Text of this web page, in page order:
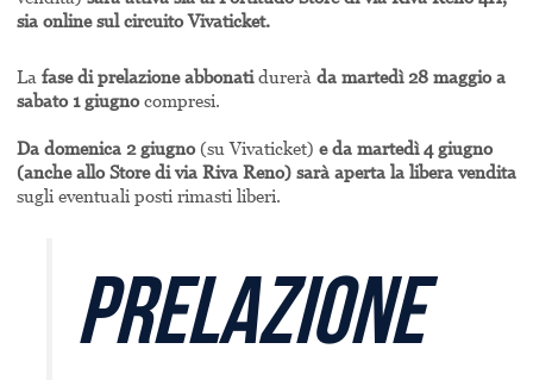
sia online sul circuito Vivaticket.
Lafase di prelazione abbonatidureràda martedì 28 maggio a
sabato 1 giugnocompresi.
Da domenica 2 giugno(su Vivaticket) e da martedì 4 giugno
(anche allo Store di via Riva Reno) sarà aperta la libera vendita
sugli eventuali posti rimasti liberi.
PRELAZIONE